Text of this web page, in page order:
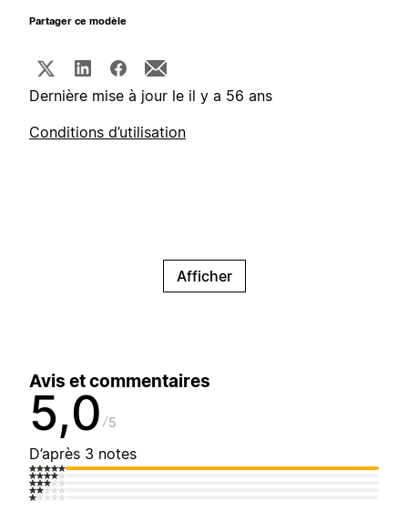
Partager ce modèle
Dernière mise à jour le il y a 56 ans
Conditions d’utilisation
Afficher
Avis et commentaires
5,0 5
D’après 3 notes